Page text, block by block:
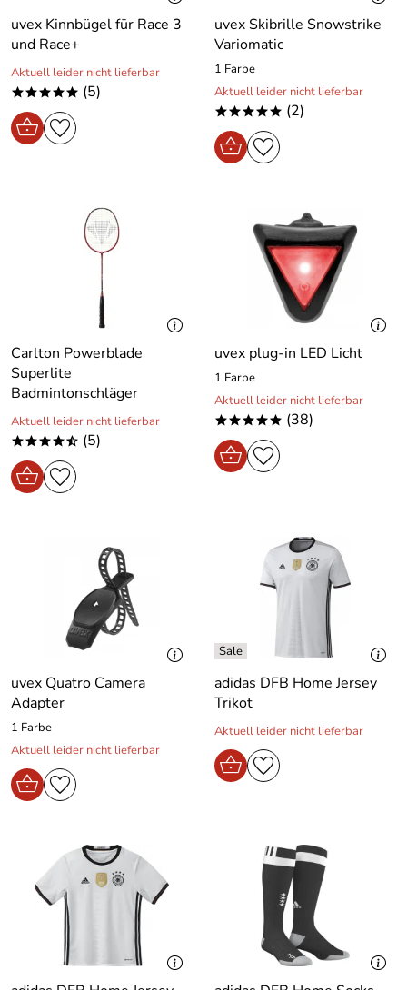
uvex Kinnbügel für Race 3
und Race+
Aktuell leider nicht lieferbar
***** (5)
uvex Skibrille Snowstrike
Variomatic
1 Farbe
Aktuell leider nicht lieferbar
***** (2)
Carlton Powerblade
Superlite
Badmintonschläger
Aktuell leider nicht lieferbar
****/ (5)
uvex plug-in LED Licht
1 Farbe
Aktuell leider nicht lieferbar
***** (38)
uvex Quatro Camera
Adapter
1 Farbe
Aktuell leider nicht lieferbar
adidas DFB Home Jersey
Trikot
Aktuell leider nicht lieferbar